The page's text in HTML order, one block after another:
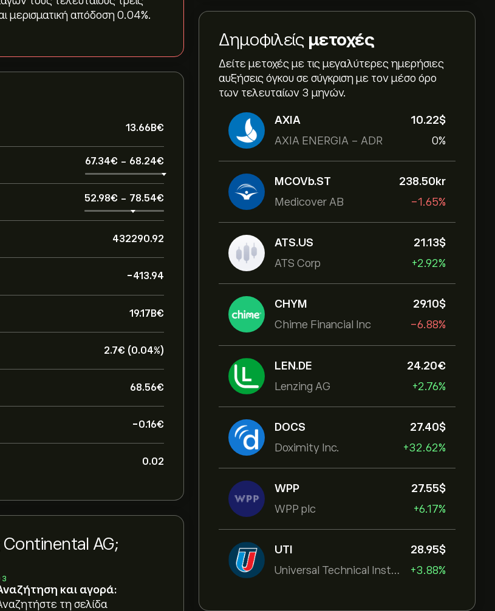
Δημοφιλείς μετοχές
Δείτε μετοχές με τις μεγαλύτερες ημερήσιες
αυξήσεις όγκου σε σύγκριση με τον μέσο όρο
των τελευταίων 3 μηνών.
AXIA
AXIA ENERGIA - ADR
10.22‎$‎
0%
MCOVb.ST
Medicover AB
238.50‎kr‎
-1.65%
ATS.US
ATS Corp
21.13‎$‎
+2.92%
CHYM
Chime Financial Inc
29.10‎$‎
-6.88%
LEN.DE
Lenzing AG
24.20‎€‎
+2.76%
DOCS
Doximity Inc.
27.40‎$‎
+32.62%
WPP
WPP plc
27.55‎$‎
+6.17%
UTI
Universal Technical Institut
28.95‎$‎
+3.88%
μερισματική απόδοση 0.04%.
13.66B‎€‎
67.34‎€‎ - 68.24‎€‎
52.98‎€‎ - 78.54‎€‎
432290.92
-413.94
19.17B‎€‎
2.7‎€‎ (0.04%)
68.56‎€‎
-0.16‎€‎
0.02
AG;
και αγορά:
τη σελίδα